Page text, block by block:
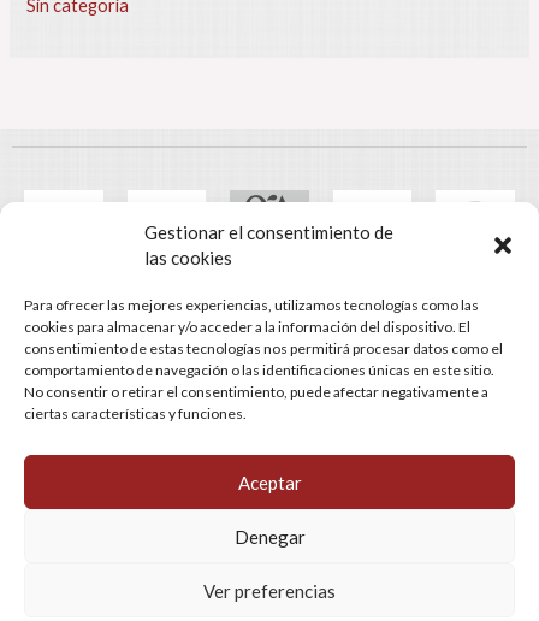
Gestionar el consentimiento de
las cookies
Para ofrecer las mejores experiencias, utilizamos tecnologías como las
cookies para almacenar y/o acceder a la información del dispositivo. El
consentimiento de estas tecnologías nos permitirá procesar datos como el
comportamiento de navegación o las identificaciones únicas en este sitio.
No consentir o retirar el consentimiento, puede afectar negativamente a
ciertas características y funciones.
Aceptar
Denegar
Ver preferencias
Sin categoría
© Gestomart Assessors
C/ Castaños, 121-123. 08302 Mataró (Barcelona) | Tel: 93 741 25
80. Fax: 93 757 30 27 | LUN-JUE: 8:30h-18:00h, VIE: 8:00h-15:00h
Aviso legalPolítica de cookies
Gestomart Assessors | Gestoría en Mataró